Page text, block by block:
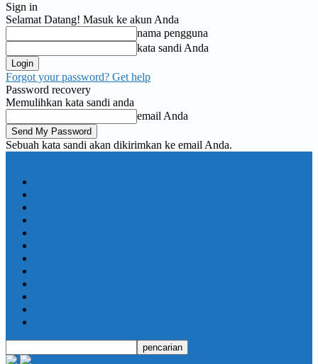
Sign in
Selamat Datang! Masuk ke akun Anda
nama pengguna
kata sandi Anda
Forgot your password? Get help
Password recovery
Memulihkan kata sandi anda
email Anda
Sebuah kata sandi akan dikirimkan ke email Anda.